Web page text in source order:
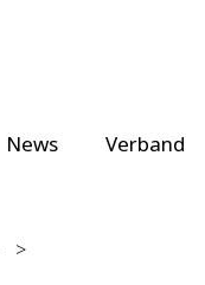
News Verband
>